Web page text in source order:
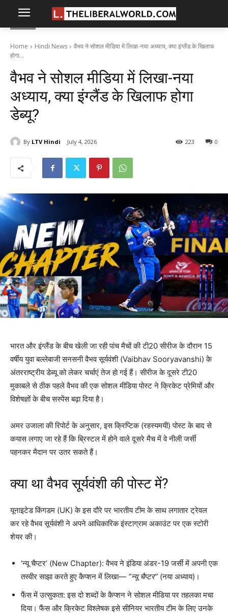
Home Hindi News
वैभव ने सोशल मीडिया में लिखा-नया अध्याय, क्या इंग्लैंड के खिलाफ
होगा...
वैभव ने सोशल मीडिया में लिखा-नया
अध्याय, क्या इंग्लैंड के खिलाफ होगा
डेब्यू?
By LTV Hindi July 4, 2026 0
223
भारत और इंग्लैंड के बीच खेली जा रही पांच मैचों की टी20 सीरीज के दौरान 15
वर्षीय युवा बल्लेबाजी सनसनी वैभव सूर्यवंशी (Vaibhav Sooryavanshi) के
अंतरराष्ट्रीय डेब्यू को लेकर चर्चाएं तेज हो गई हैं। सीरीज के दूसरे टी20
मुकाबले से ठीक पहले वैभव की एक सोशल मीडिया पोस्ट ने क्रिकेट प्रेमियों और
विशेषज्ञों के बीच सस्पेंस बढ़ा दिया है।
अमर उजाला की रिपोर्ट के अनुसार, इस क्रिप्टिक (रहस्यमयी) पोस्ट के बाद से
कयास लगाए जा रहे हैं कि ब्रिस्टल में होने वाले दूसरे मैच में वे नीली जर्सी
पहनकर मैदान पर उतर सकते हैं।
क्या था वैभव सूर्यवंशी की पोस्ट में?
यूनाइटेड किंगडम (UK) के इस दौरे पर भारतीय टीम के साथ लगातार ट्रेवल
कर रहे वैभव सूर्यवंशी ने अपने आधिकारिक इंस्टाग्राम अकाउंट पर एक स्टोरी
शेयर की।
‘न्यू चैप्टर’ (New Chapter): वैभव ने इंडिया अंडर-19 जर्सी में अपनी एक
तस्वीर साझा करते हुए कैप्शन में लिखा— “न्यू चैप्टर” (नया अध्याय)।
फैंस में उत्सुकता: इस दो शब्दों के कैप्शन ने सोशल मीडिया पर तहलका मचा
दिया। फैंस और क्रिकेट विश्लेषक इसे सीनियर भारतीय टीम के लिए उनके